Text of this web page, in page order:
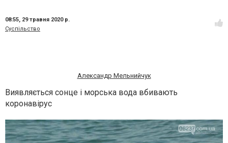
08:55, 29 травня 2020 р.
Суспільство
Александр Мельнийчук
Виявляється сонце і морська вода вбивають
коронавірус